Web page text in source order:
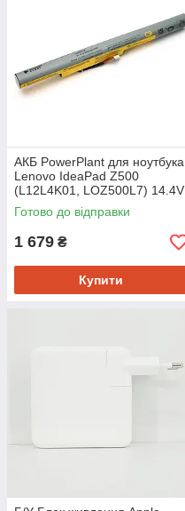
АКБ PowerPlant для ноутбука
Lenovo IdeaPad Z500
(L12L4K01, LOZ500L7) 14.4V
2600mAh (NB00000298)
Готово до відправки
1 679 ₴
Купити